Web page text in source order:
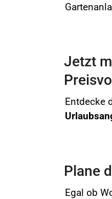
Jetzt
Entdecke
Plane
Egal ob